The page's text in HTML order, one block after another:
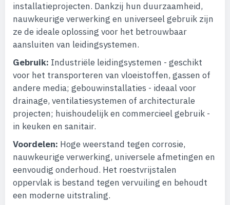
installatieprojecten. Dankzij hun duurzaamheid,
nauwkeurige verwerking en universeel gebruik zijn
ze de ideale oplossing voor het betrouwbaar
aansluiten van leidingsystemen.
Gebruik: Industriële leidingsystemen - geschikt
voor het transporteren van vloeistoffen, gassen of
andere media; gebouwinstallaties - ideaal voor
drainage, ventilatiesystemen of architecturale
projecten; huishoudelijk en commercieel gebruik -
in keuken en sanitair.
Voordelen: Hoge weerstand tegen corrosie,
nauwkeurige verwerking, universele afmetingen en
eenvoudig onderhoud. Het roestvrijstalen
oppervlak is bestand tegen vervuiling en behoudt
een moderne uitstraling.